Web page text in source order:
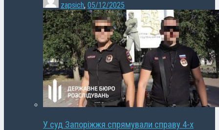
zapsich, 05/12/2025
У суд Запоріжжя спрямували справу 4-х